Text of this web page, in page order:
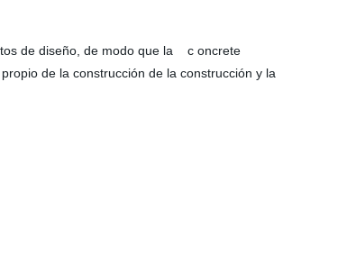
de diseño, de modo que la c oncrete
de la construcción de la construcción y la